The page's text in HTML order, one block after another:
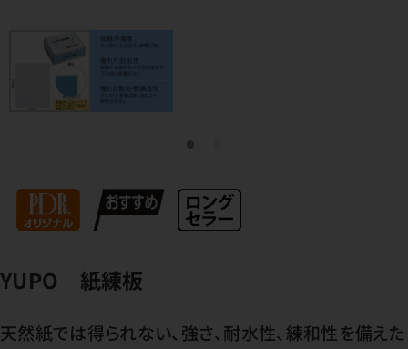
YUPO 紙練板
天然紙では得られない、強さ、耐水性、練和性を備えた